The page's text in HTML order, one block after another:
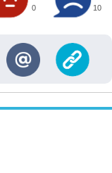
0 10